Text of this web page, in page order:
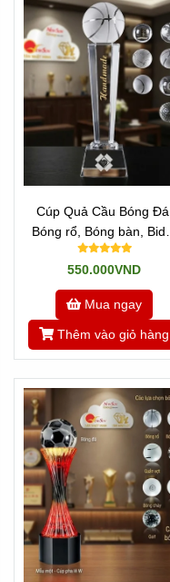
Cúp Quả Cầu Bóng Đá,
Bóng rổ, Bóng bàn, Bida,
Golf, Tennis...
550.000VND
Mua ngay
Thêm vào giỏ hàng